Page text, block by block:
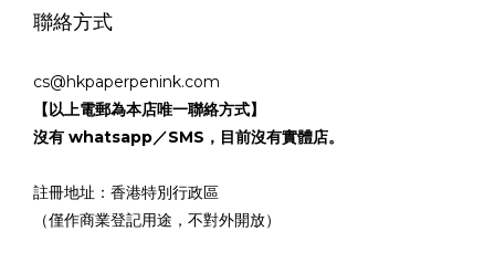
聯絡方式
cs@hkpaperpenink.com
【以上電郵為本店唯一聯絡方式】
沒有 whatsapp／SMS，目前沒有實體店。
註冊地址：香港特別行政區
（僅作商業登記用途，不對外開放）